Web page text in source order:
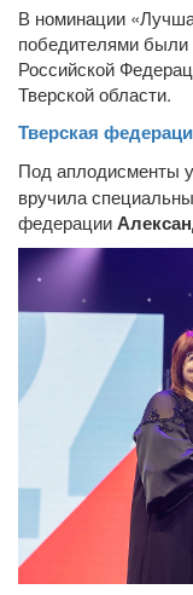
В номинации
победителями были
Российской
Тверской области.
Тверская
Под аплодисменты
вручила
федерации